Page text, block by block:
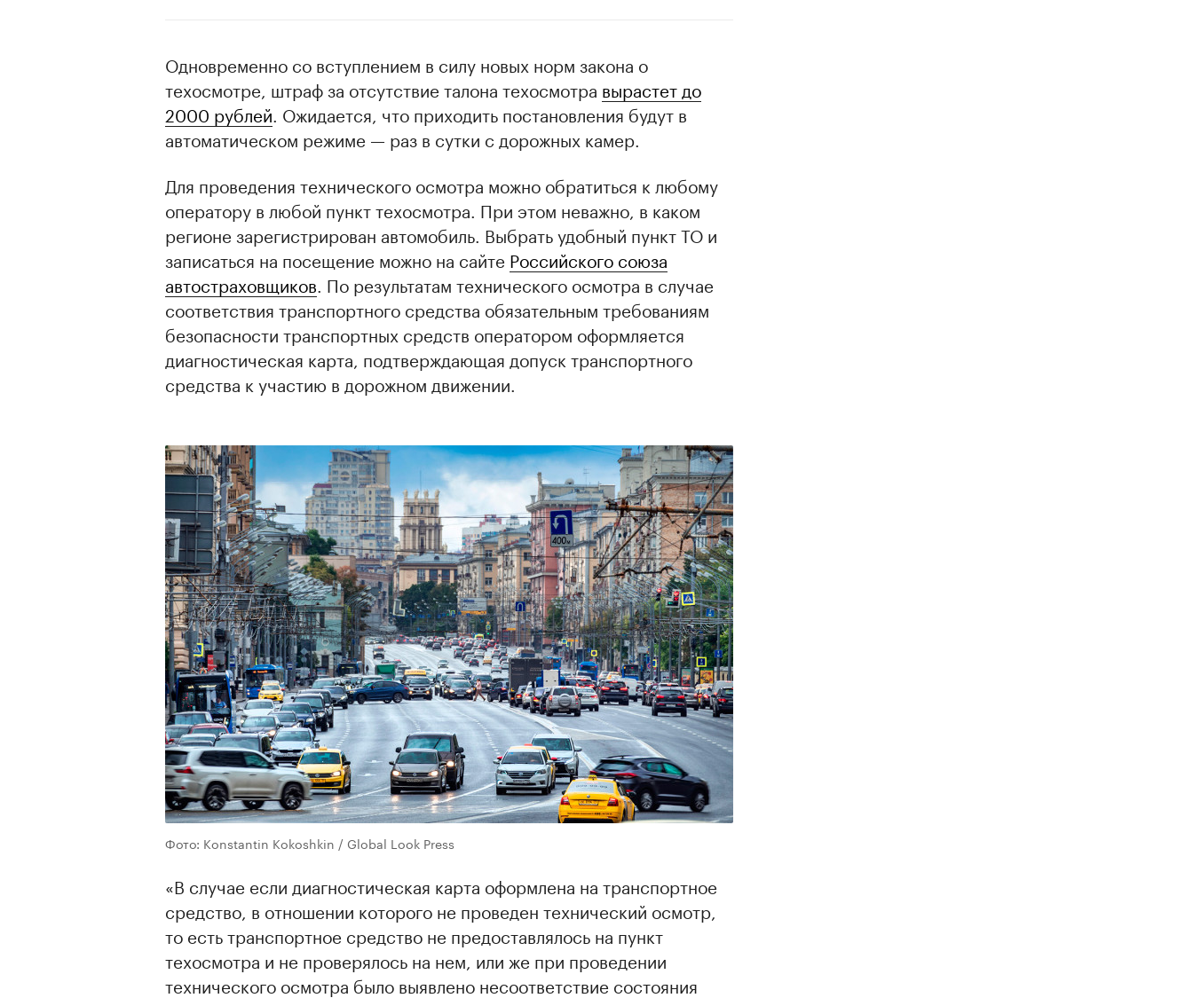
Одновременно со вступлением в силу новых норм закона о
техосмотре, штраф за отсутствие талона техосмотра вырастет до
2000 рублей . Ожидается, что приходить постановления будут в
автоматическом режиме — раз в сутки с дорожных камер.
Для проведения технического осмотра можно обратиться к любому
оператору в любой пункт техосмотра. При этом неважно, в каком
регионе зарегистрирован автомобиль. Выбрать удобный пункт ТО и
записаться на посещение можно на сайте Российского союза
автостраховщиков . По результатам технического осмотра в случае
соответствия транспортного средства обязательным требованиям
безопасности транспортных средств оператором оформляется
диагностическая карта, подтверждающая допуск транспортного
средства к участию в дорожном движении.
Фото: Konstantin Kokoshkin / Global Look Press
«В случае если диагностическая карта оформлена на транспортное
средство, в отношении которого не проведен технический осмотр,
то есть транспортное средство не предоставлялось на пункт
техосмотра и не проверялось на нем, или же при проведении
технического осмотра было выявлено несоответствие состояния